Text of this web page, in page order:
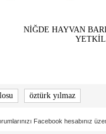
NİĞDE HAYVAN
öztürk yılmaz
Facebook hesabınız